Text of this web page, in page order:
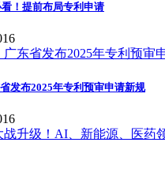
！提前布局专利申请
发布2025年专利预审申请新规